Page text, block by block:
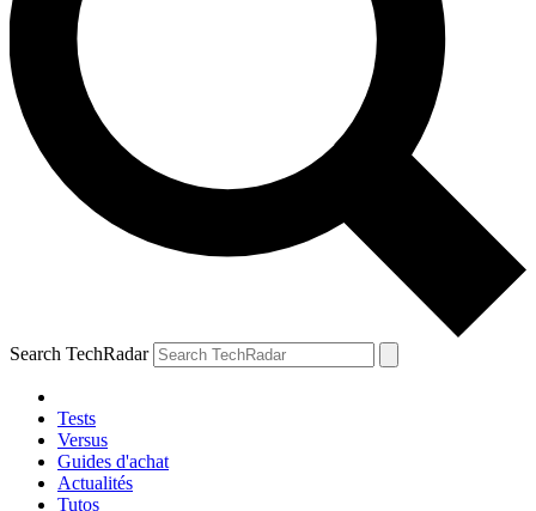
Search TechRadar
Tests
Versus
Guides d'achat
Actualités
Tutos